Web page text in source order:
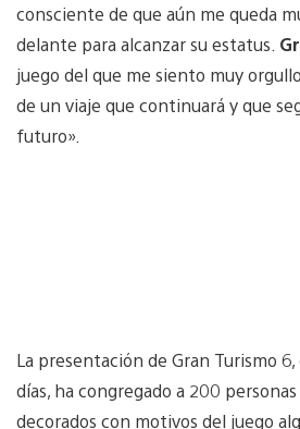
consciente de que aún me queda
delante para alcanzar su estatus.
juego del que me siento muy
de un viaje que continuará y que
futuro».
La presentación de Gran Turismo
días, ha congregado a 200
decorados con motivos del juego